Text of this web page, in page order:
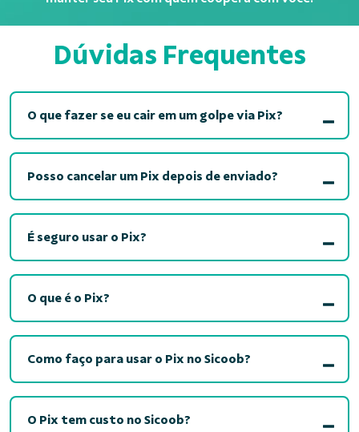
Dúvidas Frequentes
O que fazer se eu cair em um golpe via Pix?
Posso cancelar um Pix depois de enviado?
É seguro usar o Pix?
O que é o Pix?
Como faço para usar o Pix no Sicoob?
O Pix tem custo no Sicoob?